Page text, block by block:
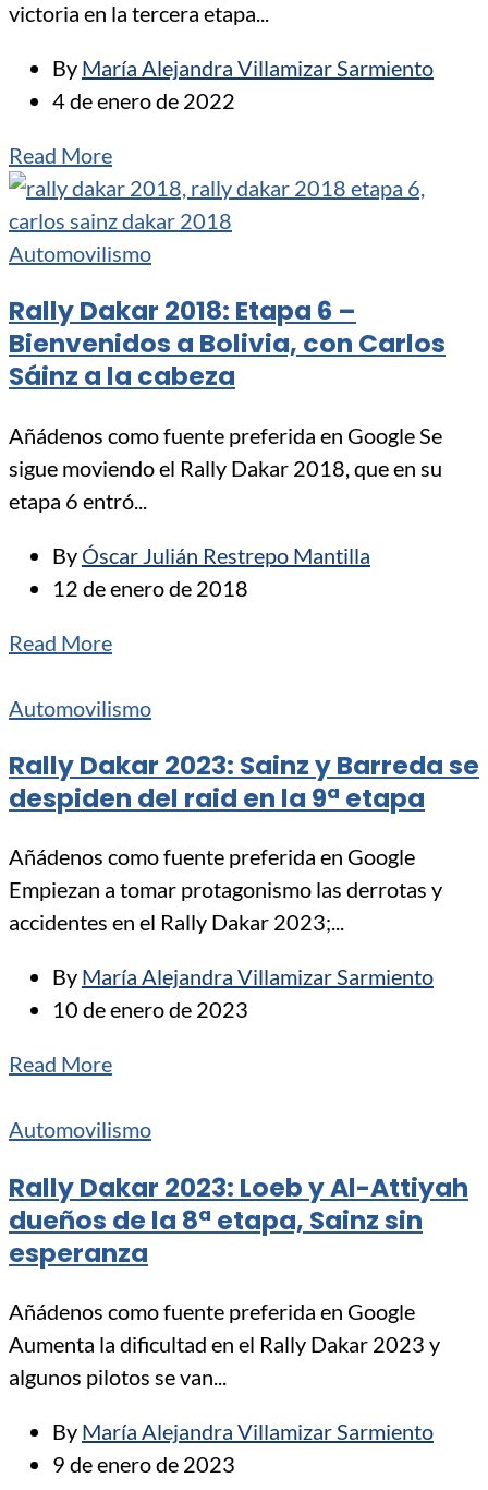
victoria en la tercera etapa...
By María Alejandra Villamizar Sarmiento
4 de enero de 2022
Read More
Automovilismo
Rally Dakar 2018: Etapa 6 –
Bienvenidos a Bolivia, con Carlos
Sáinz a la cabeza
Añádenos como fuente preferida en Google Se
sigue moviendo el Rally Dakar 2018, que en su
etapa 6 entró...
By Óscar Julián Restrepo Mantilla
12 de enero de 2018
Read More
Automovilismo
Rally Dakar 2023: Sainz y Barreda se
despiden del raid en la 9ª etapa
Añádenos como fuente preferida en Google
Empiezan a tomar protagonismo las derrotas y
accidentes en el Rally Dakar 2023;...
By María Alejandra Villamizar Sarmiento
10 de enero de 2023
Read More
Automovilismo
Rally Dakar 2023: Loeb y Al-Attiyah
dueños de la 8ª etapa, Sainz sin
esperanza
Añádenos como fuente preferida en Google
Aumenta la dificultad en el Rally Dakar 2023 y
algunos pilotos se van...
By María Alejandra Villamizar Sarmiento
9 de enero de 2023